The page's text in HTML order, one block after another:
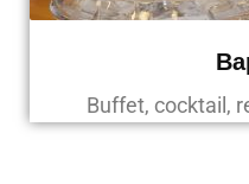
Buffet, cocktail,